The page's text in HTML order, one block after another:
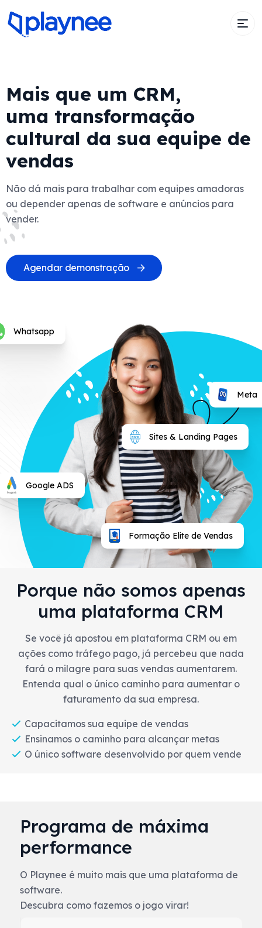
Mais que um CRM,
uma transformação
cultural da sua equipe de
vendas
Não dá mais para trabalhar com equipes amadoras
ou depender apenas de software e anúncios para
vender.
Agendar demonstração
Whatsapp
Google ADS
Meta
Sites & Landing Pages
Formação Elite de Vendas
Porque não somos apenas
uma plataforma CRM
Se você já apostou em plataforma CRM ou em
ações como tráfego pago, já percebeu que nada
fará o milagre para suas vendas aumentarem.
Entenda qual o único caminho para aumentar o
faturamento da sua empresa.
Capacitamos sua equipe de vendas
Ensinamos o caminho para alcançar metas
O único software desenvolvido por quem vende
Programa de máxima
performance
O Playnee é muito mais que uma plataforma de
software.
Descubra como fazemos o jogo virar!